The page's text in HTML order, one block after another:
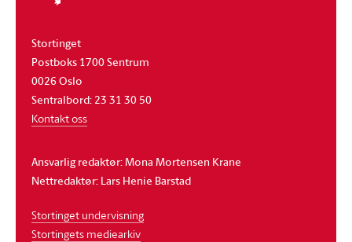
Stortinget
Postboks 1700 Sentrum
0026 Oslo
Sentralbord: 23 31 30 50
Kontakt oss
Ansvarlig redaktør: Mona Mortensen Krane
Nettredaktør: Lars Henie Barstad
Stortinget undervisning
Stortingets mediearkiv